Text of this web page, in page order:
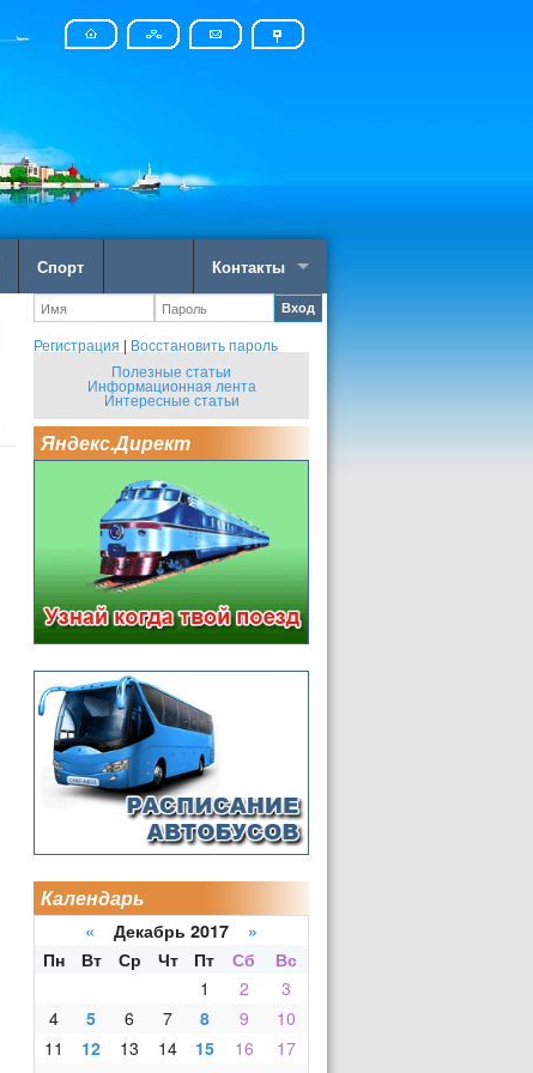
Спорт Контакты
Вход
Регистрация | Восстановить пароль
Полезные статьи
Информационная лента
Интересные статьи
Яндекс.Директ
Календарь
« Декабрь 2017 »
Пн
Вт Ср Чт Пт Сб
Вс
1
2
3
4
5 6 7 8 9
10
11
12 13 14 15 16
17